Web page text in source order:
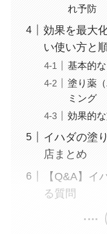
れ予防
効果を最大
い使い方と
基本的
塗り薬
ミング
効果的
イハダの塗
店まとめ
【Q&A】イ
る質問